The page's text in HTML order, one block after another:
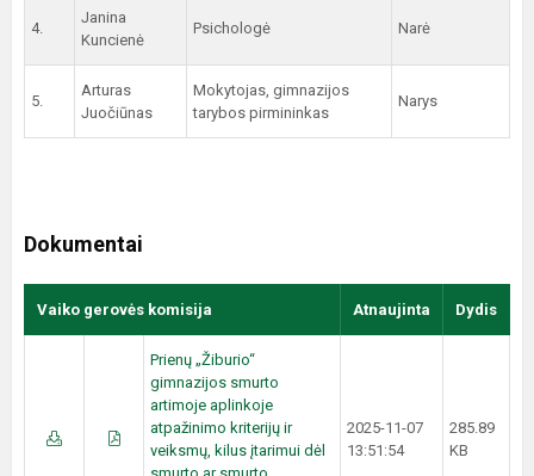
4.
Janina
Kuncienė
Psichologė Narė
5.
Arturas
Juočiūnas
Mokytojas, gimnazijos
tarybos pirmininkas
Narys
Dokumentai
Vaiko gerovės komisija Atnaujinta Dydis
Prienų „Žiburio“
gimnazijos smurto
artimoje aplinkoje
atpažinimo kriterijų ir
veiksmų, kilus įtarimui dėl
2025-11-07
13:51:54
285.89
KB